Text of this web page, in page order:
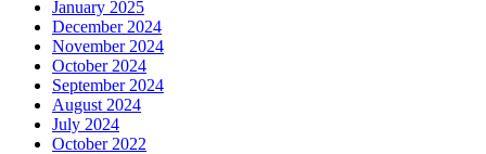
January 2025
December 2024
November 2024
October 2024
September 2024
August 2024
July 2024
October 2022